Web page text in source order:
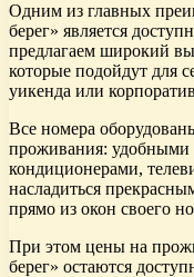
Одним из главных
берег» является
предлагаем широкий
которые подойдут для
уикенда или
Все номера
проживания: удобными
кондиционерами,
насладиться
прямо из окон своего
При этом цены на
берег» остаются